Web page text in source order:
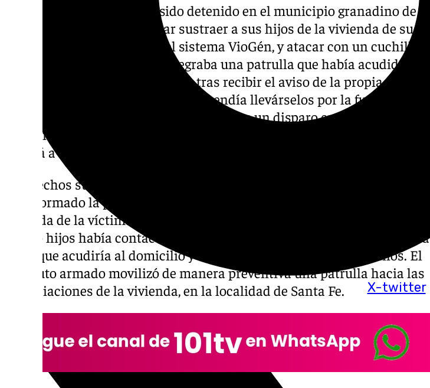
X-twitter
Un hombre de 45 años ha sido detenido en el municipio granadino de
Santa Fe después de intentar sustraer a sus hijos de la vivienda de su
expareja, víctima activa en el sistema VioGén, y atacar con un cuchillo a
. El agente integraba una patrulla que había acudido al
domicilio de manera preventiva tras recibir el aviso de la propia mujer
de que el padre de los menores pretendía llevárselos por la fuerza. El
individuo tuvo que ser reducido mediante un disparo en la pierna para,
posteriormente, ser arrestado como presunto autor de varios delitos y
pasará a disposición judicial.
Los hechos sucedieron durante la noche de este lunes, 11 de mayo, como
ha informado la propia Benemérita. La Guardia Civil recibió una
llamada de la víctima, que comunicó que su expareja y padre de sus
cuatro hijos había contactado con una de las menores por teléfono para
decir que acudiría al domicilio y se la llevaría junto a sus hermanos. El
instituto armado movilizó de manera preventiva una patrulla hacia las
inmediaciones de la vivienda, en la localidad de Santa Fe.